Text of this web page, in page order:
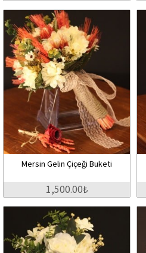
Mersin Gelin Çiçeği Buketi
1,500.00₺